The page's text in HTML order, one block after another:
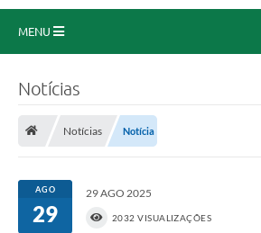
MENU
Portal da Transparência
Secretarias
Notícias
Notícias Notícia
AGO
29
29 AGO 2025
2032 VISUALIZAÇÕES